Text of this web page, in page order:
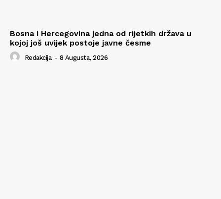
Bosna i Hercegovina jedna od rijetkih država u
kojoj još uvijek postoje javne česme
Redakcija - 8 Augusta, 2026